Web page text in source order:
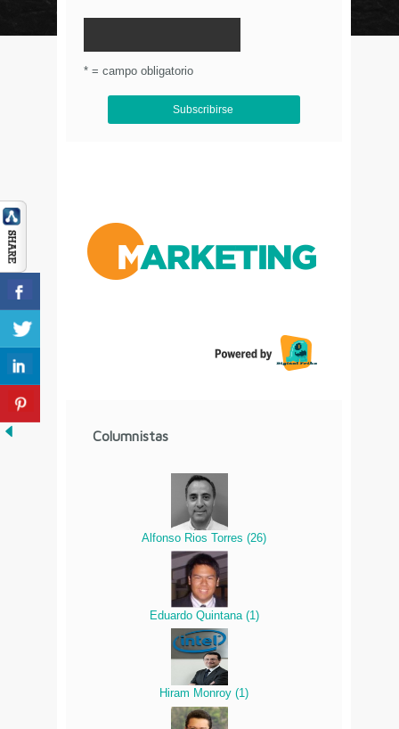
* = campo obligatorio
Columnistas
Alfonso Rios Torres (26)
Eduardo Quintana (1)
Hiram Monroy (1)
© Circulo Marketing 2016. Todos los derechos
reservados.
Aviso de Privacidad